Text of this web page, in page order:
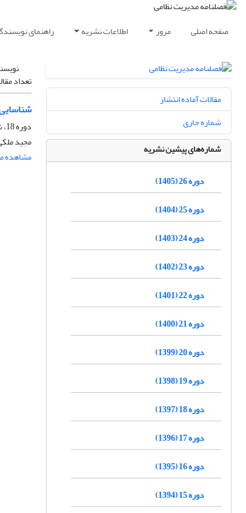
صفحه اصلی مرور اطلاعات نشریه راهنمای
تعداد
دوره 18، شماره 72، زمستان 1397، صفحه
مجید
مشاهده
مقالات آماده انتشار
شماره جاری
شماره‌های پیشین نشریه
دوره 26 (1405)
دوره 25 (1404)
دوره 24 (1403)
دوره 23 (1402)
دوره 22 (1401)
دوره 21 (1400)
دوره 20 (1399)
دوره 19 (1398)
دوره 18 (1397)
دوره 17 (1396)
دوره 16 (1395)
دوره 15 (1394)